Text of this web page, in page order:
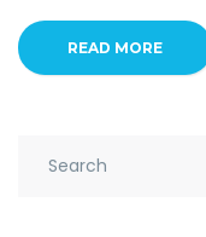
READ MORE